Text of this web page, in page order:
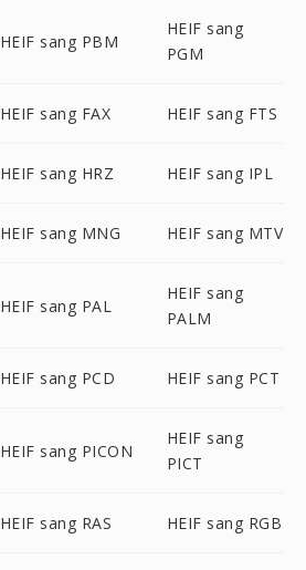
HEIF sang PBM
HEIF sang
PGM
HEIF sang FAX HEIF sang FTS
HEIF sang HRZ HEIF sang IPL
HEIF sang MNG HEIF sang MTV
HEIF sang PAL
HEIF sang
PALM
HEIF sang PCD HEIF sang PCT
HEIF sang PICON
HEIF sang
PICT
HEIF sang RAS HEIF sang RGB